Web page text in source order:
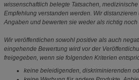
wissenschaftlich belegte Tatsachen,
Empfehlung verstanden werden. Wir
Angaben und bewerten sie weder als richtig noch
Wir veröffentlichen sowohl positive als auch
eingehende Bewertung wird vor der
freigegeben, wenn sie folgenden Kriterien
keine beleidigenden, diskriminierenden